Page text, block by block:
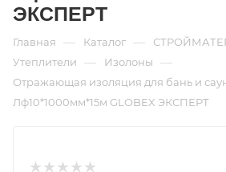
ЭКСПЕРТ
Главная — Каталог —
Утеплители — Изолоны —
Отражающая изоляция для бань и
Лф10*1000мм*15м GLOBEX ЭКСПЕРТ